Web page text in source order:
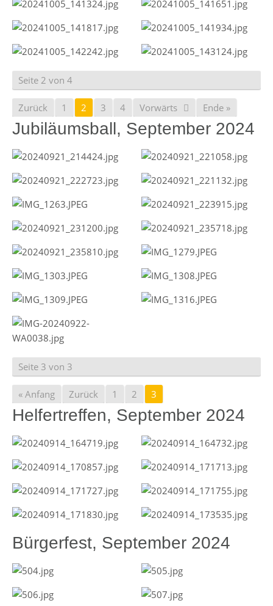
Seite 2 von 4
Zurück 1 2 3 4 Vorwärts Ende »
Jubiläumsball, September 2024
Seite 3 von 3
« Anfang Zurück 1 2 3
Helfertreffen, September 2024
Bürgerfest, September 2024